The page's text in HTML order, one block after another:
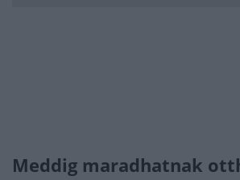
Meddig maradhatnak